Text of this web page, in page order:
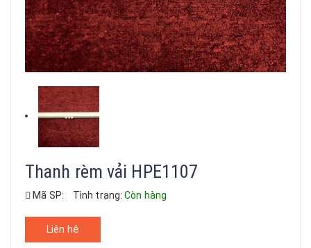
Thanh rèm vải HPE1107
Mã SP: Tình trạng:Còn hàng
Liên hệ